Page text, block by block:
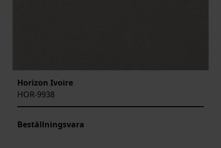
Horizon Ivoire
HOR-9938
Beställningsvara